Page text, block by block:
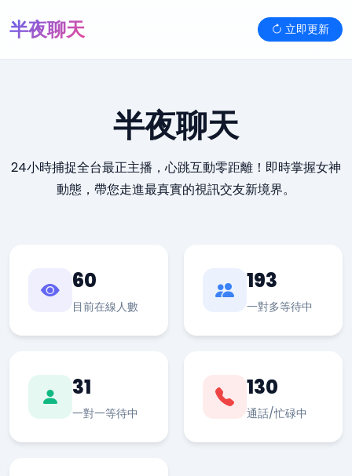
半夜聊天 立即更新
半夜聊天
24小時捕捉全台最正主播，心跳互動零距離！即時掌握女神
動態，帶您走進最真實的視訊交友新境界。
60
目前在線人數
193
一對多等待中
31
一對一等待中
130
通話/忙碌中